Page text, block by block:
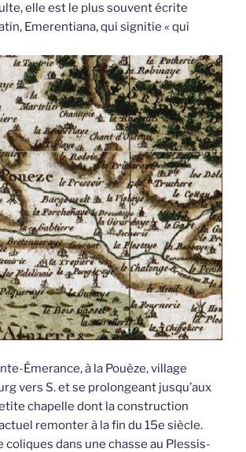
elle est le plus souvent écrite
Emerentiana, qui signitie « qui
Émerance, à la Pouèze, village
vers S. et se prolongeant jusqu’aux
chapelle dont la construction
remonter à la fin du 15e siècle.
coliques dans une chasse au Plessis-